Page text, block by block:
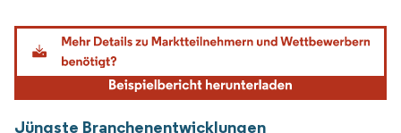
Bild © Mordor Intelligence. Wiederverwendung erfordert Namensnennung gemäß
Jüngste Branchenentwicklungen